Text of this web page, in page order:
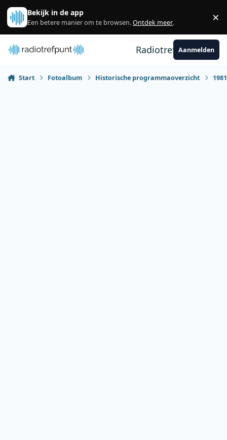
Spring naar bijdragen
Bekijk in de app
Een betere manier om te browsen.Ontdek meer. ×
RadiotrefpuntAanmelden
Start Fotoalbum Historische programmaoverzicht 1981